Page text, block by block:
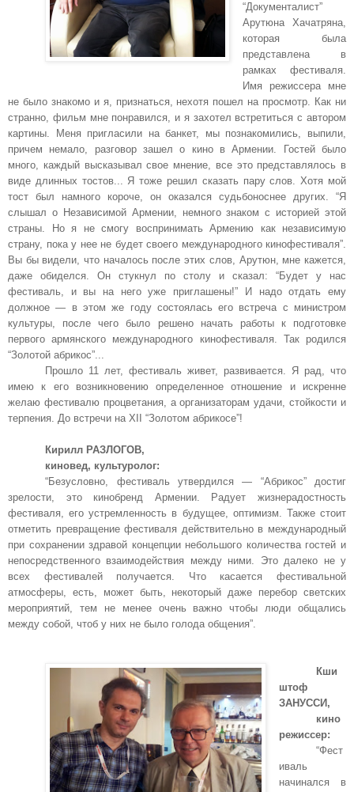
“Документалист”
Арутюна Хачатряна,
которая была
представлена в
рамках фестиваля.
Имя режиссера мне
не было знакомо и я, признаться, нехотя пошел на просмотр. Как ни
странно, фильм мне понравился, и я захотел встретиться с автором
картины. Меня пригласили на банкет, мы познакомились, выпили,
причем немало, разговор зашел о кино в Армении. Гостей было
много, каждый высказывал свое мнение, все это представлялось в
виде длинных тостов... Я тоже решил сказать пару слов. Хотя мой
тост был намного короче, он оказался судьбоноснее других. “Я
слышал о Независимой Армении, немного знаком с историей этой
страны. Но я не смогу воспринимать Армению как независимую
страну, пока у нее не будет своего международного кинофестиваля”.
Вы бы видели, что началось после этих слов, Арутюн, мне кажется,
даже обиделся. Он стукнул по столу и сказал: “Будет у нас
фестиваль, и вы на него уже приглашены!” И надо отдать ему
должное — в этом же году состоялась его встреча с министром
культуры, после чего было решено начать работы к подготовке
первого армянского международного кинофестиваля. Так родился
“Золотой абрикос”...
Прошло 11 лет, фестиваль живет, развивается. Я рад, что
имею к его возникновению определенное отношение и искренне
желаю фестивалю процветания, а организаторам удачи, стойкости и
терпения. До встречи на XII “Золотом абрикосе”!
Кирилл РАЗЛОГОВ,
киновед, культуролог:
“Безусловно, фестиваль утвердился — “Абрикос” достиг
зрелости, это кинобренд Армении. Радует жизнерадостность
фестиваля, его устремленность в будущее, оптимизм. Также стоит
отметить превращение фестиваля действительно в международный
при сохранении здравой концепции небольшого количества гостей и
непосредственного взаимодействия между ними. Это далеко не у
всех фестивалей получается. Что касается фестивальной
атмосферы, есть, может быть, некоторый даже перебор светских
мероприятий, тем не менее очень важно чтобы люди общались
между собой, чтоб у них не было голода общения”.
Кши
штоф
ЗАНУССИ,
кино
режиссер:
“Фест
иваль
начинался в